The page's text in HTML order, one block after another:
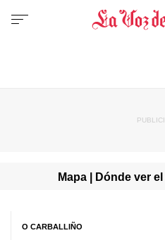
Mapa | Dónde ver
O CARBALLIÑO